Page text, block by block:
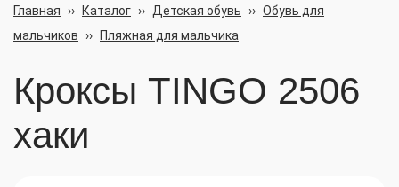
Главная ›› Каталог ›› Детская обувь ›› Обувь для
мальчиков ›› Пляжная для мальчика
Кроксы TINGO 2506
хаки